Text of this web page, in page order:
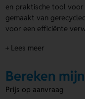
en praktische tool voor
gemaakt van
voor een efficiënte
T-vorm ligt hij
geproduceerd in het
bedrijven die op zoek
Shiver T-vormige
+ Lees meer
Bereken
Prijs op aanvraag